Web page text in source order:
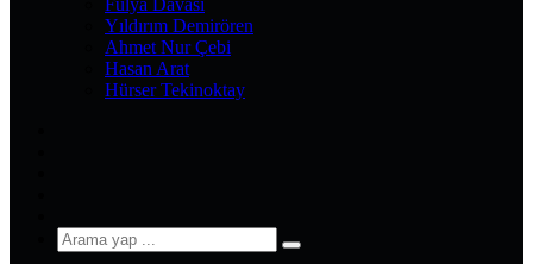
Fulya Davası
Yıldırım Demirören
Ahmet Nur Çebi
Hasan Arat
Hürser Tekinoktay
Arama